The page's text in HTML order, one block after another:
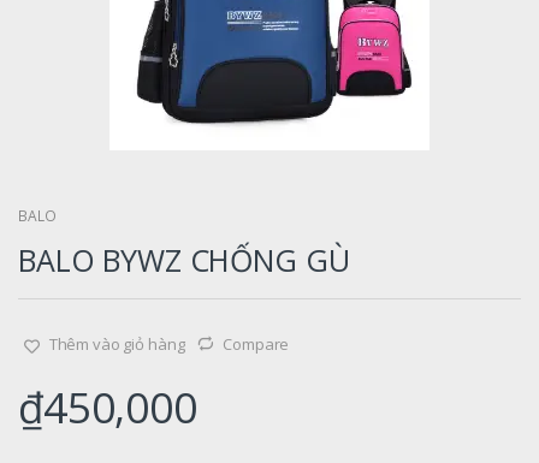
BALO
BALO BYWZ CHỐNG GÙ
Thêm vào giỏ hàng Compare
₫450,000